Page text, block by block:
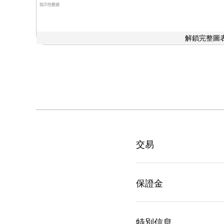
指示性數據
解鎖完整圖